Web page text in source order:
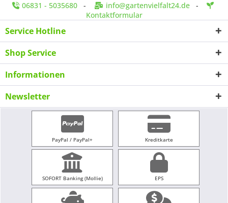
06831 - 5035680- info@gartenvielfalt24.de-
Kontaktformular
Service Hotline
Shop Service
Informationen
Newsletter
PayPal / PayPal+ Kreditkarte
SOFORT Banking (Mollie) EPS